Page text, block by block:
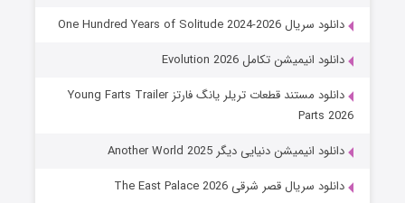
دانلود سریال One Hundred Years of Solitude 2024-2026
دانلود انیمیشن تکامل Evolution 2026
دانلود مستند قطعات تریلر یانگ فارتز Young Farts Trailer
Parts 2026
دانلود انیمیشن دنیایی دیگر Another World 2025
دانلود سریال قصر شرقی The East Palace 2026